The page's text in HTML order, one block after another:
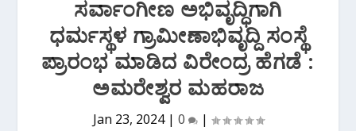
ಸರ್ವಾಂಗೀಣ ಅಭಿವೃದ್ಧಿಗಾಗಿ
ಧರ್ಮಸ್ಥಳ ಗ್ರಾಮೀಣಾಭಿವೃದ್ದಿ ಸಂಸ್ಥೆ
ಪ್ರಾರಂಭ ಮಾಡಿದ ವಿರೇಂದ್ರ ಹೆಗಡೆ :
ಅಮರೇಶ್ವರ ಮಹರಾಜ
Jan 23, 2024| 0 |